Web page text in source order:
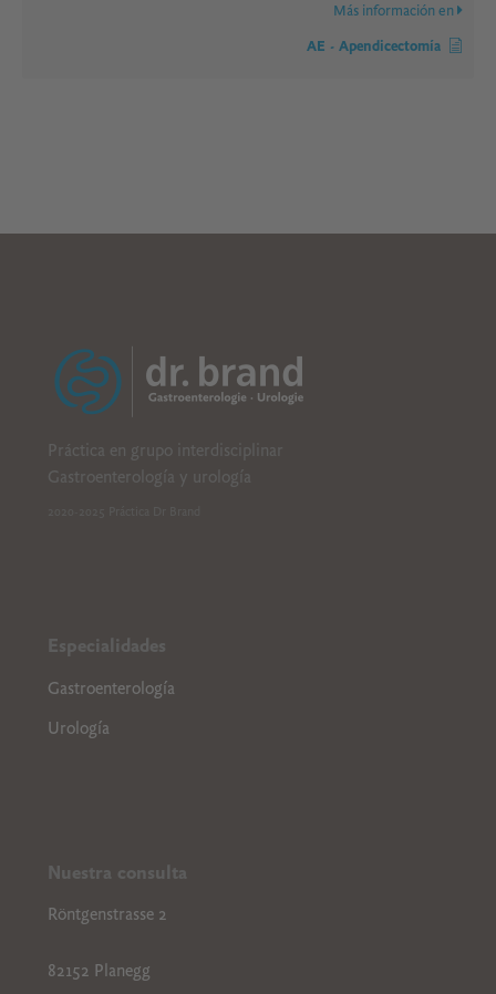
Más información en
AE - Apendicectomía
BCDE
Práctica en grupo interdisciplinar
Gastroenterología y urología
Especialidades
Gastroenterología
Urología
Nuestra consulta
Röntgenstrasse 2
82152 Planegg